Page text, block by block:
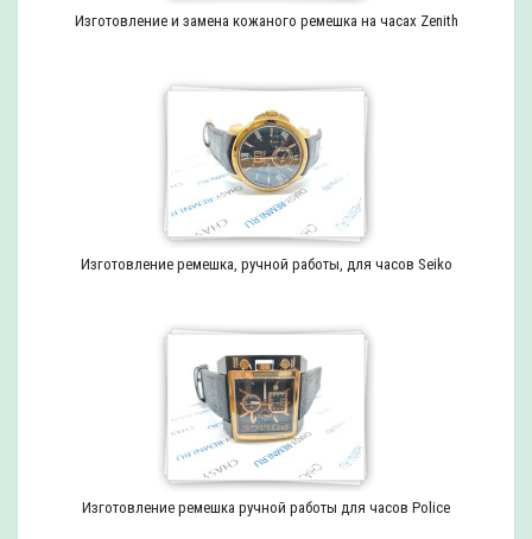
Изготовление и замена кожаного ремешка на часах Zenith
Изготовление ремешка, ручной работы, для часов Seiko
Изготовление ремешка ручной работы для часов Police